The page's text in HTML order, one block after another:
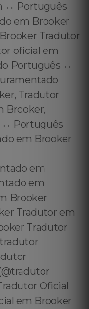
↔️ Português
em Brooker
Tradutor
oficial em
Português ↔️
Tradutor
Brooker,
↔️ Português
em Brooker
em
em
Brooker
Tradutor em
Tradutor
Oficial
em Brooker